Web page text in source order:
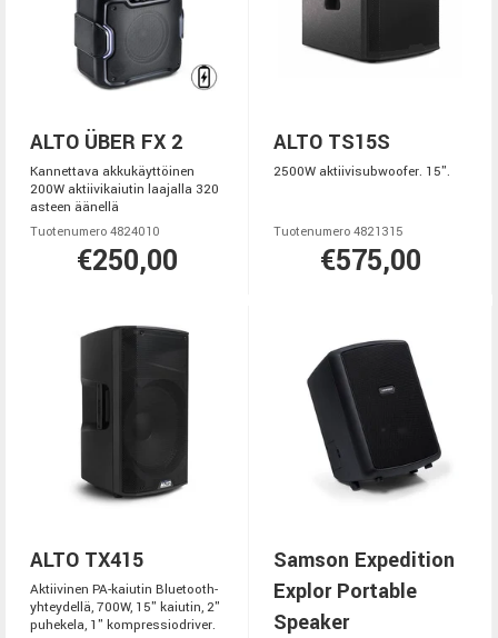
ALTO ÜBER FX 2
Kannettava akkukäyttöinen
200W aktiivikaiutin laajalla 320
asteen äänellä
Tuotenumero 4824010
€250,00
ALTO TS15S
2500W aktiivisubwoofer. 15".
Tuotenumero 4821315
€575,00
ALTO TX415
Aktiivinen PA-kaiutin Bluetooth-
yhteydellä, 700W, 15" kaiutin, 2"
puhekela, 1" kompressiodriver.
Samson Expedition
Explor Portable
Speaker